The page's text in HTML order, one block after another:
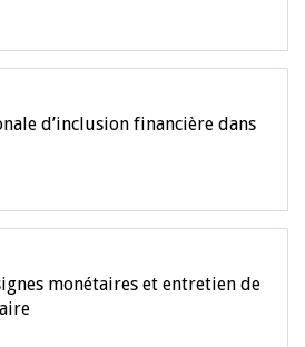
d’inclusion financière dans
monétaires et entretien de